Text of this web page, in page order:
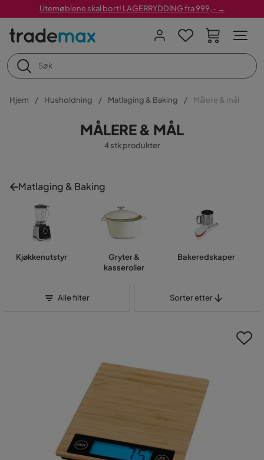
Utemøblene skal bort! LAGERRYDDING fra 999,- →
Hjem Husholdning Matlaging & Baking Målere & mål
MÅLERE & MÅL
4 stk produkter
Matlaging & Baking
Kjøkkenutstyr
Gryter &
kasseroller
Bakeredskaper
Alle filter Sorter etter